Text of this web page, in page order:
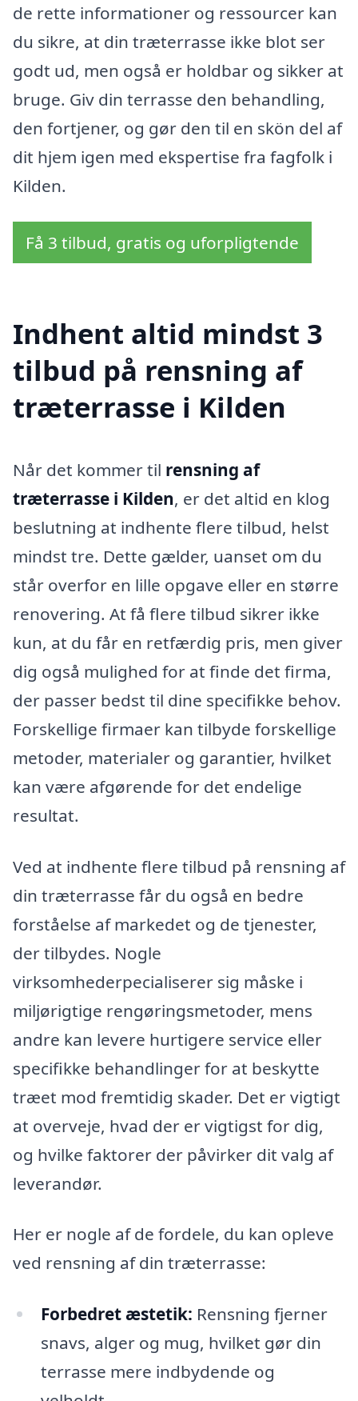
de rette informationer og ressourcer kan
du sikre, at din træterrasse ikke blot ser
godt ud, men også er holdbar og sikker at
bruge. Giv din terrasse den behandling,
den fortjener, og gør den til en skön del af
dit hjem igen med ekspertise fra fagfolk i
Kilden.
Få 3 tilbud, gratis og uforpligtende
Indhent altid mindst 3
tilbud på rensning af
træterrasse i Kilden
Når det kommer til rensning af
træterrasse i Kilden, er det altid en klog
beslutning at indhente flere tilbud, helst
mindst tre. Dette gælder, uanset om du
står overfor en lille opgave eller en større
renovering. At få flere tilbud sikrer ikke
kun, at du får en retfærdig pris, men giver
dig også mulighed for at finde det firma,
der passer bedst til dine specifikke behov.
Forskellige firmaer kan tilbyde forskellige
metoder, materialer og garantier, hvilket
kan være afgørende for det endelige
resultat.
Ved at indhente flere tilbud på rensning af
din træterrasse får du også en bedre
forståelse af markedet og de tjenester,
der tilbydes. Nogle
virksomhederpecialiserer sig måske i
miljørigtige rengøringsmetoder, mens
andre kan levere hurtigere service eller
specifikke behandlinger for at beskytte
træet mod fremtidig skader. Det er vigtigt
at overveje, hvad der er vigtigst for dig,
og hvilke faktorer der påvirker dit valg af
leverandør.
Her er nogle af de fordele, du kan opleve
ved rensning af din træterrasse:
Forbedret æstetik: Rensning fjerner
snavs, alger og mug, hvilket gør din
terrasse mere indbydende og